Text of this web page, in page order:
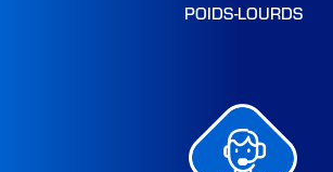
POIDS-LOURDS